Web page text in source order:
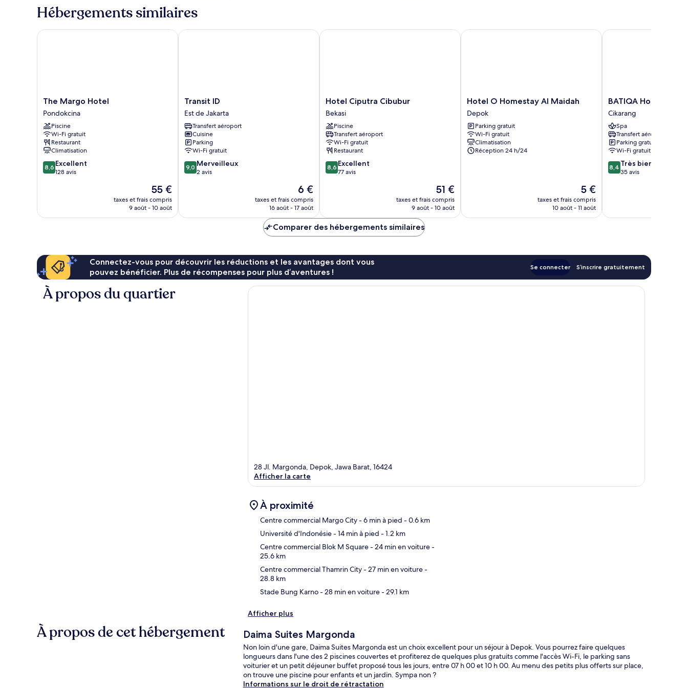
type
de
Suite
Suite
Hébergements similaires
The
Margo
Hotel
Pondokcina
The Margo Hotel
Pondokcina
Piscine
Wi-Fi gratuit
Restaurant
Climatisation
8.6
sur
8,6 Excellent
128 avis
Le
nouveau
prix
55 €
taxes et frais compris
9 août - 10 août
The Margo Hotel
Transit
ID
Est
de
Jakarta
Transit ID
Est de Jakarta
Transfert aéroport
Cuisine
Parking
Wi-Fi gratuit
9.0
sur
9,0 Merveilleux
2 avis
Le
nouveau
prix
de
6 €
taxes et frais compris
16 août - 17 août
Transit ID
Hotel
Ciputra
Cibubur
Bekasi
Hotel Ciputra Cibubur
Bekasi
Piscine
Transfert aéroport
Wi-Fi gratuit
Restaurant
8.6
sur
8,6 Excellent
77 avis
Le
nouveau
prix
51 €
taxes et frais compris
9 août - 10 août
Hotel Ciputra Cibubur
Hotel
O
Homestay
Al
Maidah
Depok
Hotel O Homestay Al Maidah
Depok
Parking gratuit
Wi-Fi gratuit
Climatisation
Réception 24 h/24
Le
nouveau
prix
5 €
taxes et frais compris
10 août - 11 août
Hotel O Homestay Al Maidah
BATIQA
Hotel
Jababeka
Cikarang
Cikarang
BATIQA Hotel
Cikarang
Spa
Transfert aéroport
Parking gratuit
Wi-Fi gratuit
8.4
sur
8,4 Très bien
35 avis
BATIQA Hotel
Comparer des hébergements similaires
Connectez-vous pour découvrir les réductions et les avantages dont vous
pouvez bénéficier. Plus de récompenses pour plus d’aventures !
Se connecter S’inscrire gratuitement
À propos du quartier
28 Jl. Margonda, Depok, Jawa Barat, 16424
Afficher la carte
À proximité
Centre commercial Margo City- 6 min à pied - 0.6 km
Université d'Indonésie- 14 min à pied - 1.2 km
Centre commercial Blok M Square- 24 min en voiture-
25.6 km
Centre commercial Thamrin City- 27 min en voiture-
28.8 km
Stade Bung Karno- 28 min en voiture- 29.1 km
Afficher plus
À propos de cet hébergement Daima Suites Margonda
Non loin d'une gare, Daima Suites Margonda est un choix excellent pour un séjour à Depok. Vous pourrez faire quelques
longueurs dans l'une des 2 piscines couvertes et profiterez de quelques plus gratuits comme l'accès Wi-Fi, le parking sans
voiturier et un petit déjeuner buffet proposé tous les jours, entre 07 h 00 et 10 h 00. Au menu des petits plus offerts sur place,
on trouve une piscine pour enfants et un jardin. Sympa non ?
Informations sur le droit de rétractation